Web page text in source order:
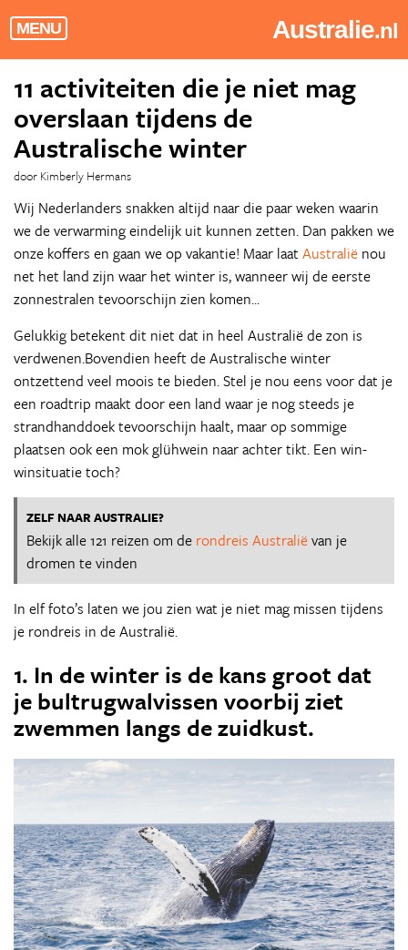
MENU Australie.nl
11 activiteiten die je niet mag
overslaan tijdens de
Australische winter
door Kimberly Hermans
Wij Nederlanders snakken altijd naar die paar weken waarin
we de verwarming eindelijk uit kunnen zetten. Dan pakken we
onze koffers en gaan we op vakantie! Maar laat Australië nou
net het land zijn waar het winter is, wanneer wij de eerste
zonnestralen tevoorschijn zien komen...
Gelukkig betekent dit niet dat in heel Australië de zon is
verdwenen.Bovendien heeft de Australische winter
ontzettend veel moois te bieden. Stel je nou eens voor dat je
een roadtrip maakt door een land waar je nog steeds je
strandhanddoek tevoorschijn haalt, maar op sommige
plaatsen ook een mok glühwein naar achter tikt. Een win-
winsituatie toch?
ZELF NAAR AUSTRALIE?
Bekijk alle 121 reizen om de rondreis Australiëvan je
dromen te vinden
In elf foto’s laten we jou zien wat je niet mag missen tijdens
je rondreis in de Australië.
1. In de winter is de kans groot dat
je bultrugwalvissen voorbij ziet
zwemmen langs de zuidkust.